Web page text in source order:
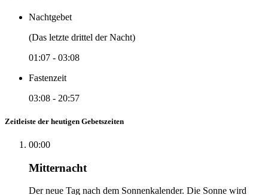
Nachtgebet
(Das letzte drittel der Nacht)
01:07 - 03:08
Fastenzeit
03:08 - 20:57
Zeitleiste der heutigen Gebetszeiten
00:00
Mitternacht
Der neue Tag nach dem Sonnenkalender. Die Sonne wird